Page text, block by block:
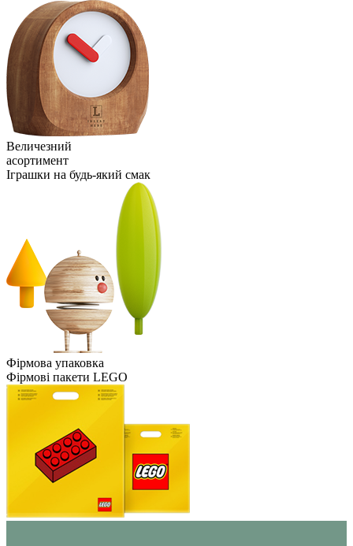
Величезний
асортимент
Іграшки на будь-який смак
Фірмова упаковка
Фірмові пакети LEGO